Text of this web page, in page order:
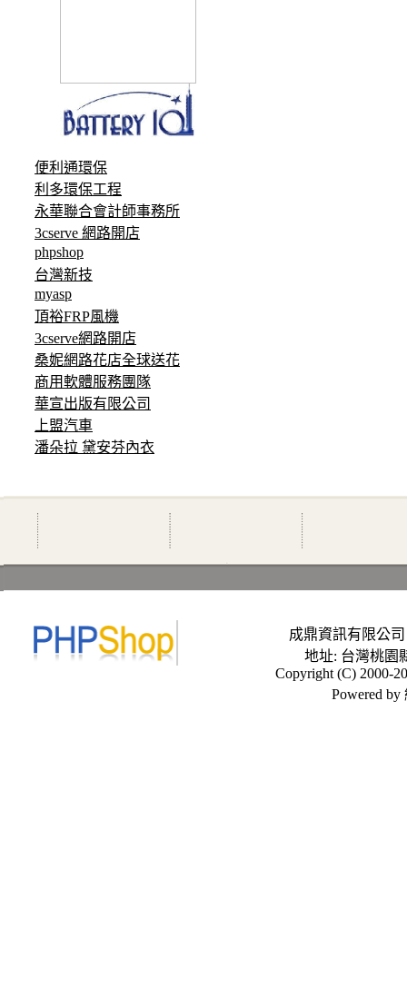
便利通環保
利多環保工程
永華聯合會計師事務所
3cserve 網路開店
phpshop
台灣新技
myasp
頂裕FRP風機
3cserve網路開店
桑妮網路花店全球送花
商用軟體服務團隊
華宣出版有限公司
上盟汽車
潘朵拉 黛安芬內衣
成鼎資訊有限公司
地址: 台灣桃園
Copyright (C) 2000-
Powered